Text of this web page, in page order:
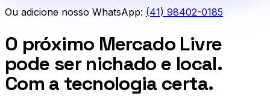
Ou adicione nosso WhatsApp: (41) 98402-0185
O próximo Mercado Livre
pode ser nichado e local.
Com a tecnologia certa.